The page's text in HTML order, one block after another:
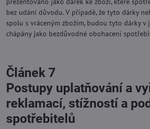
bez udání důvodu. V případě, že tyto dárky
spolu s vráceným zbožím, budou tyto dárky
chápány jako bezdůvodné obohacení
Článek 7
Postupy uplatňování a
reklamací, stížností a
spotřebitelů